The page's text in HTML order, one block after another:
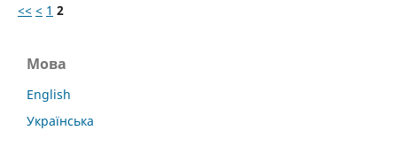
<< < 1 2
Мова
English
Українська